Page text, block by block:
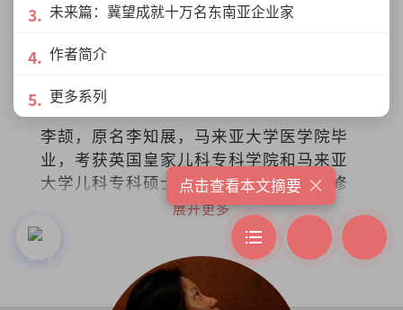
李颉，原名李知展，马来亚大学医学院毕
业，考获英国皇家儿科专科学院和马来亚
大学儿科专科硕士双文凭，再到英国专修
儿童安宁医护疗法，如今担任马来西亚吉
隆坡中央医院儿童安宁疗护专科顾问医生
和马来西亚儿童安宁疗护协会创办人兼主
展开更多
未来篇：冀望成就十万名东南亚企业家
作者简介
更多系列
点击查看本文摘要 ×